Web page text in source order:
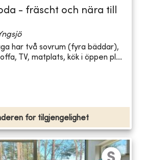
- fräscht och nära till
har två sovrum (fyra bäddar),
TV, matplats, kök i öppen pl...
for tilgjengelighet